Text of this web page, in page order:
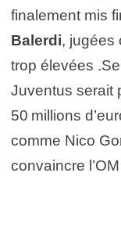
finalement mis
Balerdi, jugées
trop élevées
Juventus serait
50 millions
comme Nico
convaincre